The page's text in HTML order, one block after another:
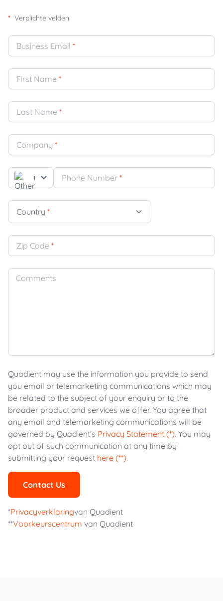
* Verplichte velden
Business Email *
First Name *
Last Name *
Company *
+ Phone Number *
Country *
Zip Code *
Comments
Quadient may use the information you provide to send
you email or telemarketing communications which may
be related to the subject of your enquiry or to the
broader product and services we offer. You agree that
any email and telemarketing communications will be
governed by Quadient's Privacy Statement (*). You may
opt out of such communication at any time by
submitting your request here (**).
Contact Us
*Privacyverklaringvan Quadient
**Voorkeurscentrum van Quadient